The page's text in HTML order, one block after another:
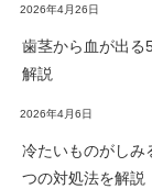
2026年4月26日
歯茎から血が出る
解説
2026年4月6日
冷たいものがしみ
つの対処法を解説